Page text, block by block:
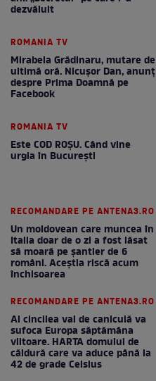
dezvăluit
ROMANIA TV
Mirabela Grădinaru, mutare de
ultimă oră. Nicuşor Dan, anunţ
despre Prima Doamnă pe
Facebook
ROMANIA TV
Este COD ROŞU. Când vine
urgia în Bucureşti
RECOMANDARE PE ANTENA3.RO
Un moldovean care muncea în
Italia doar de o zi a fost lăsat
să moară pe şantier de 6
români. Aceștia riscă acum
închisoarea
RECOMANDARE PE ANTENA3.RO
Al cincilea val de caniculă va
sufoca Europa săptămâna
viitoare. HARTA domului de
căldură care va aduce până la
42 de grade Celsius